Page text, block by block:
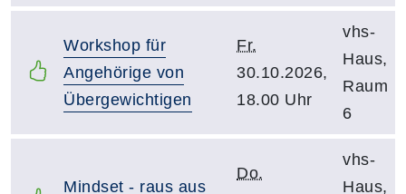
Workshop für
Angehörige von
Übergewichtigen
Fr.
30.10.2026,
18.00 Uhr
vhs-
Haus,
Raum
6
Mindset - raus aus
Do.
vhs-
Haus,